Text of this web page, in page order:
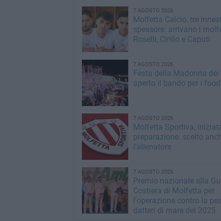
7 AGOSTO 2026
Molfetta Calcio, tre
spessore: arrivano i
Roselli, Cirillo e Caputi
7 AGOSTO 2026
Festa della Madonna dei
aperto il bando per i
7 AGOSTO 2026
Molfetta Sportiva,
preparazione: scelto
l'allenatore
7 AGOSTO 2026
Premio nazionale alla
Costiera di Molfetta per
l'operazione contro la
datteri di mare del 2025